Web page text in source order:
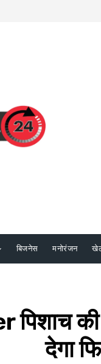
बिजनेस मनोरंजन
की
देगा